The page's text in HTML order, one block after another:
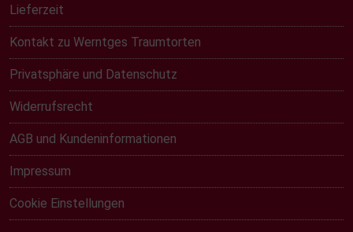
Lieferzeit
Kontakt zu Werntges Traumtorten
Privatsphäre und Datenschutz
Widerrufsrecht
AGB und Kundeninformationen
Impressum
Cookie Einstellungen